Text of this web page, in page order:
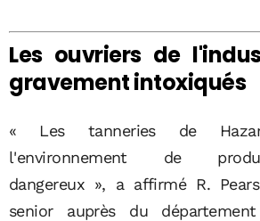
Les ouvriers de
gravement intoxiqués
« Les tanneries de
l'environnement de
dangereux », a affirmé R.
senior auprès du